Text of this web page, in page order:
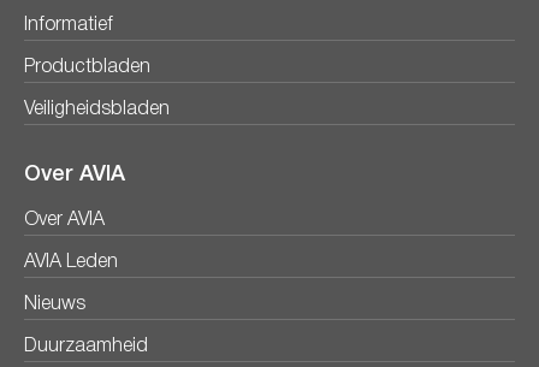
Informatief
Productbladen
Veiligheidsbladen
Over AVIA
Over AVIA
AVIA Leden
Nieuws
Duurzaamheid